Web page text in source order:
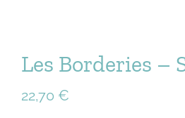
Les Borderies –
22,70 €